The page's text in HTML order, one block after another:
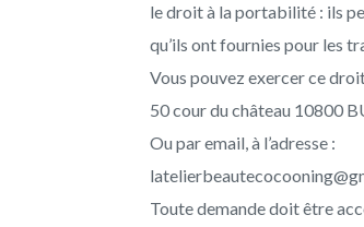
le droit à la portabilité : ils
qu’ils ont fournies pour les
Vous pouvez exercer ce
50 cour du château 10800
Ou par email, à l’adresse :
Toute demande doit être